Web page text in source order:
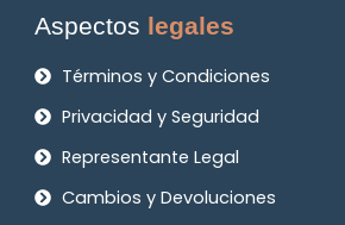
Aspectos legales
Términos y Condiciones
Privacidad y Seguridad
Representante Legal
Cambios y Devoluciones